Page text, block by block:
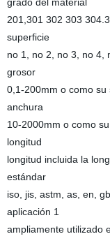
201,301 302 303
superficie
no 1, no 2, no 3, no 4,
grosor
0,1-200mm o como su
anchura
10-2000mm o como
longitud
longitud incluida la
estándar
iso, jis, astm, as, en, gb
aplicación 1
ampliamente utilizado